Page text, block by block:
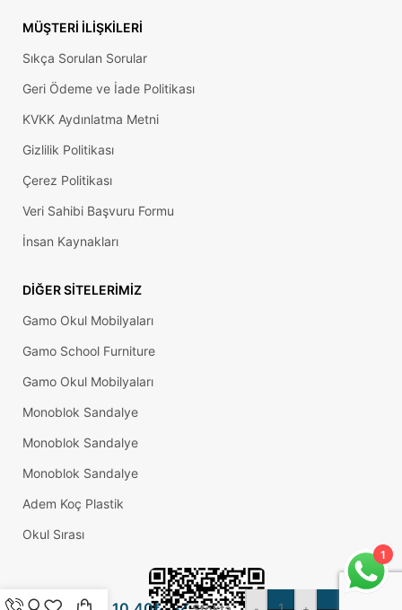
MÜŞTERI İLIŞKILERI
Sıkça Sorulan Sorular
Geri Ödeme ve İade Politikası
KVKK Aydınlatma Metni
Gizlilik Politikası
Çerez Politikası
Veri Sahibi Başvuru Formu
İnsan Kaynakları
DIĞER SITELERIMIZ
Gamo Okul Mobilyaları
Gamo School Furniture
Gamo Okul Mobilyaları
Monoblok Sandalye
Monoblok Sandalye
Monoblok Sandalye
Adem Koç Plastik
Okul Sırası
25 Mm
Kademeli
– Boru
1